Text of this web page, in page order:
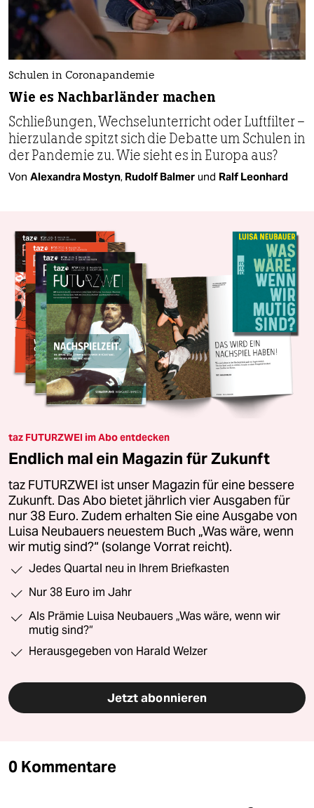
Schulen in Coronapandemie
Wie es Nachbarländer machen
Schließungen, Wechselunterricht oder Luftfilter –
hierzulande spitzt sich die Debatte um Schulen in
der Pandemie zu. Wie sieht es in Europa aus?
Von Alexandra Mostyn, Rudolf Balmer und Ralf Leonhard
taz FUTURZWEI im Abo entdecken
Endlich mal ein Magazin für Zukunft
taz FUTURZWEI ist unser Magazin für eine bessere
Zukunft. Das Abo bietet jährlich vier Ausgaben für
nur 38 Euro. Zudem erhalten Sie eine Ausgabe von
Luisa Neubauers neuestem Buch „Was wäre, wenn
wir mutig sind?“ (solange Vorrat reicht).
Jedes Quartal neu in Ihrem Briefkasten
Nur 38 Euro im Jahr
Als Prämie Luisa Neubauers „Was wäre, wenn wir
mutig sind?“
Herausgegeben von Harald Welzer
Jetzt abonnieren
0 Kommentare